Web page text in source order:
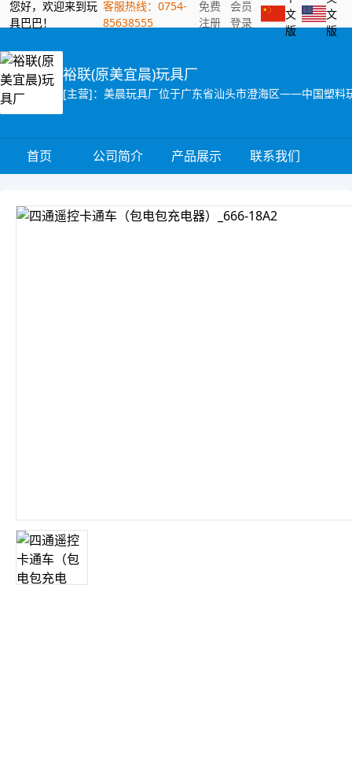
您好，欢迎来到玩
具巴巴！
客服热线：0754-
85638555
免费
注册
会员
登录
文
版
文
版
裕联(原美宜晨)玩具厂
首页 公司简介 产品展示 联系我们